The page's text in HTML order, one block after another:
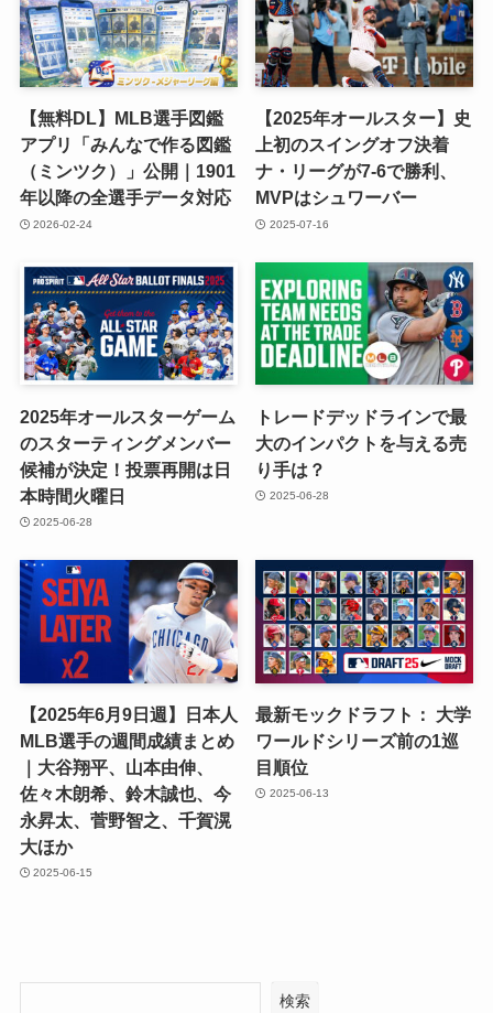
【無料DL】MLB選手図鑑
アプリ「みんなで作る図鑑
（ミンツク）」公開｜1901
年以降の全選手データ対応
2026-02-24
【2025年オールスター】史
上初のスイングオフ決着
ナ・リーグが7-6で勝利、
MVPはシュワーバー
2025-07-16
2025年オールスターゲーム
のスターティングメンバー
候補が決定！投票再開は日
本時間火曜日
2025-06-28
トレードデッドラインで最
大のインパクトを与える売
り手は？
2025-06-28
【2025年6月9日週】日本人
MLB選手の週間成績まとめ
｜大谷翔平、山本由伸、
佐々木朗希、鈴木誠也、今
永昇太、菅野智之、千賀滉
大ほか
2025-06-15
最新モックドラフト： 大学
ワールドシリーズ前の1巡
目順位
2025-06-13
検索